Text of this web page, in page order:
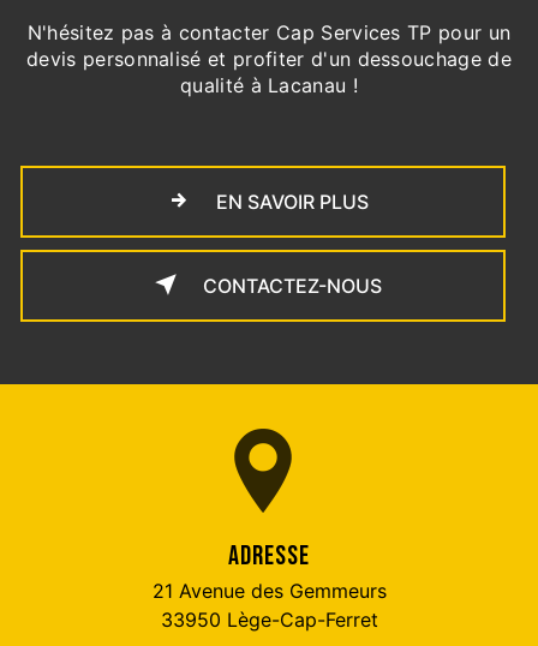
N'hésitez pas à contacter Cap Services TP pour un
devis personnalisé et profiter d'un dessouchage de
qualité à Lacanau !
EN SAVOIR PLUS
CONTACTEZ-NOUS
ADRESSE
21 Avenue des Gemmeurs
33950 Lège-Cap-Ferret